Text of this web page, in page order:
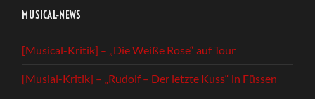
MUSICAL-NEWS
[Musical-Kritik] – „Die Weiße Rose“ auf Tour
[Musial-Kritik] – „Rudolf – Der letzte Kuss“ in Füssen